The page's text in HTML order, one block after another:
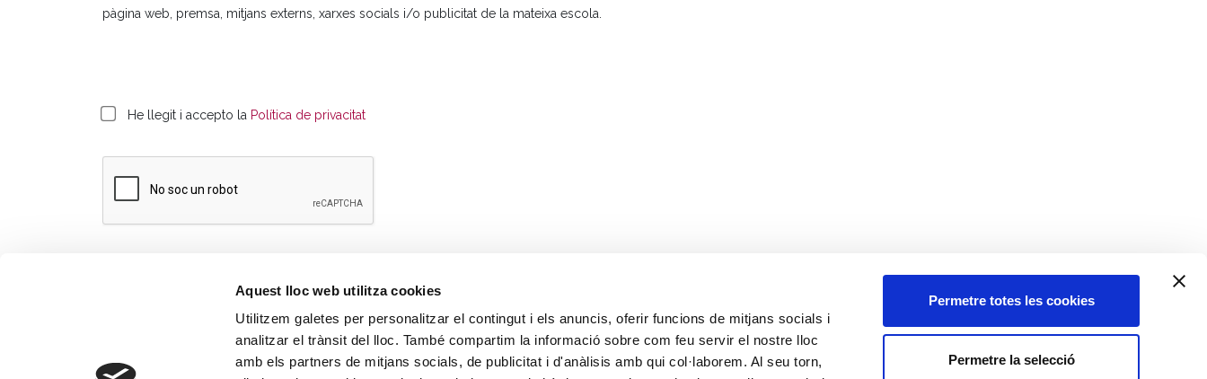
Aquest lloc web utilitza cookies
Utilitzem galetes per personalitzar el contingut i els anuncis, oferir funcions de mitjans socials i
analitzar el trànsit del lloc. També compartim la informació sobre com feu servir el nostre lloc
amb els partners de mitjans socials, de publicitat i d'anàlisis amb qui col·laborem. Al seu torn,
Permetre totes les cookies
Permetre la selecció
pàgina web, premsa, mitjans externs, xarxes socials i/o publicitat de la mateixa escola.
He llegit i accepto la Política de privacitat